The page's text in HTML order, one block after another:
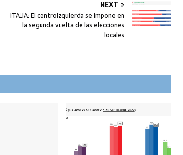
NEXT
ITALIA: El centroizquierda se impone en
la segunda vuelta de las elecciones
locales